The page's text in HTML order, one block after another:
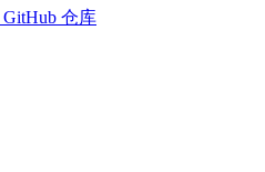
GitHub 仓库